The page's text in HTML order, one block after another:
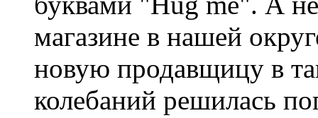
магазине в нашей
новую продавщицу в
колебаний решилась